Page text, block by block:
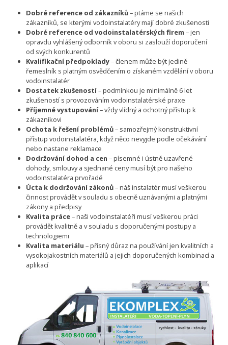
Dobré reference od zákazníků– ptáme se našich
zákazníků, se kterými vodoinstalatéry mají dobré zkušenosti
Dobré reference od vodoinstalatérských firem – jen
opravdu vyhlášený odborník v oboru si zaslouží doporučení
od svých konkurentů
Kvalifikační předpoklady– členem může být jedině
řemeslník s platným osvědčením o získaném vzdělání v oboru
vodoinstalatér
Dostatek zkušeností– podmínkou je minimálně 6 let
zkušeností s provozováním vodoinstalatérské praxe
Příjemné vystupování– vždy vlídný a ochotný přístup k
zákazníkovi
Ochota k řešení problémů– samozřejmý konstruktivní
přístup vodoinstalatéra, když něco nevyjde podle očekávání
nebo nastane reklamace
Dodržování dohod a cen – písemné i ústně uzavřené
dohody, smlouvy a sjednané ceny musí být pro našeho
vodoinstalatéra prvořadé
Úcta k dodržování zákonů– náš instalatér musí veškerou
činnost provádět v souladu s obecně uznávanými a platnými
zákony a předpisy
Kvalita práce– naši vodoinstalatéři musí veškerou práci
provádět kvalitně a v souladu s doporučenými postupy a
technologiemi
Kvalita materiálu – přísný důraz na používání jen kvalitních a
vysokojakostních materiálů a jejich doporučených kombinací a
aplikací